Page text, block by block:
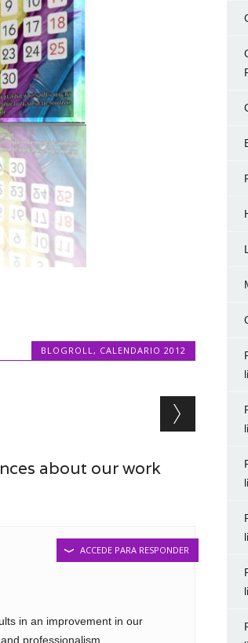
BLOGROLL, CALENDARIO 2012
about our work
in an improvement in our
professionalism.
ACCEDE PARA RESPONDER